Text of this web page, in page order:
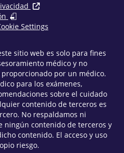
Settings
sitio web es solo para fines
médico y no
por un médico.
para los exámenes,
sobre el cuidado
contenido de terceros es
No respaldamos ni
ningún contenido de terceros y
contenido. El acceso y uso
riesgo.